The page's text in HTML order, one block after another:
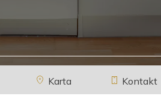
Karta Kontakt